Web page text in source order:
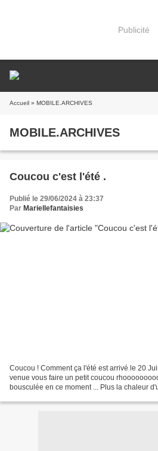
Publicité
Accueil » MOBILE.ARCHIVES
MOBILE.ARCHIVES
Coucou c'est l'été .
Publié le 29/06/2024 à 23:37
Par Mariellefantaisies
Coucou ! Comment ça l'été est arrivé le 20
venue vous faire un petit coucou
bousculée en ce moment ... Plus la chaleur